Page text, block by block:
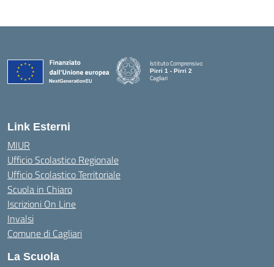
Istituto Comprensivo
Pirri 1 - Pirri 2
Cagliari
— Visita la pagina iniziale della scuola
Link Esterni
MIUR
Ufficio Scolastico Regionale
Ufficio Scolastico Territoriale
Scuola in Chiaro
Iscrizioni On Line
Invalsi
Comune di Cagliari
La Scuola